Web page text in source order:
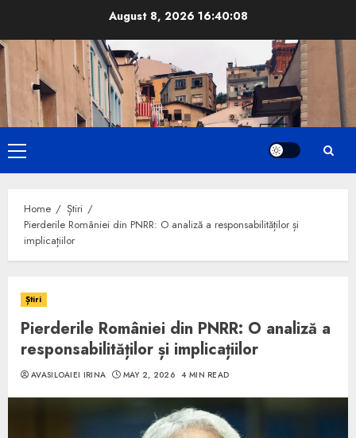
content
August 8, 2026 16:40:09
Primary
Menu
Home
Știri
Pierderile României din PNRR: O analiză a responsabilităților și
implicațiilor
Știri
Pierderile României din PNRR: O analiză a
responsabilităților și implicațiilor
AVASILOAIEI IRINA MAY 2, 2026 4 MIN READ